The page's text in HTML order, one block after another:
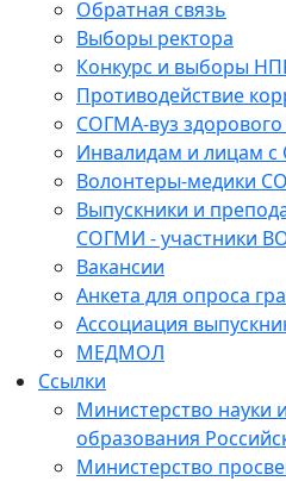
Обратная связь
Выборы ректора
Конкурс и выборы
Противодействие
СОГМА-вуз
Инвалидам и лицам с
Волонтеры-медики
Выпускники и
СОГМИ - участники
Вакансии
Анкета для опроса
Ассоциация
МЕДМОЛ
Ссылки
Министерство науки
образования
Министерство